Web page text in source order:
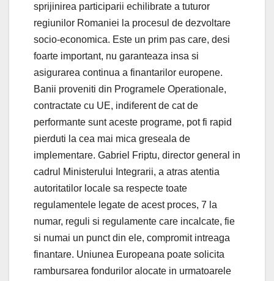
sprijinirea participarii echilibrate a tuturor
regiunilor Romaniei la procesul de dezvoltare
socio-economica. Este un prim pas care, desi
foarte important, nu garanteaza insa si
asigurarea continua a finantarilor europene.
Banii proveniti din Programele Operationale,
contractate cu UE, indiferent de cat de
performante sunt aceste programe, pot fi rapid
pierduti la cea mai mica greseala de
implementare. Gabriel Friptu, director general in
cadrul Ministerului Integrarii, a atras atentia
autoritatilor locale sa respecte toate
regulamentele legate de acest proces, 7 la
numar, reguli si regulamente care incalcate, fie
si numai un punct din ele, compromit intreaga
finantare. Uniunea Europeana poate solicita
rambursarea fondurilor alocate in urmatoarele